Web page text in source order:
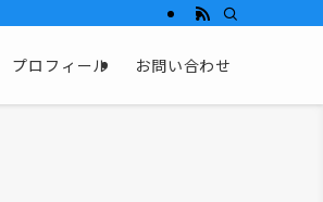
プロフィール お問い合わせ